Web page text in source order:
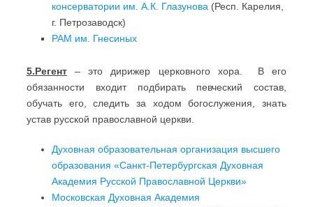
консерватории им. А.К. Глазунова (Респ. Карелия,
г. Петрозаводск)
РАМ им. Гнесиных
5.Регент – это дирижер церковного хора. В его
обязанности входит подбирать певческий состав,
обучать его, следить за ходом богослужения, знать
устав русской православной церкви.
Духовная образовательная организация высшего
образования «Санкт-Петербургская Духовная
Академия Русской Православной Церкви»
Московская Духовная Академия